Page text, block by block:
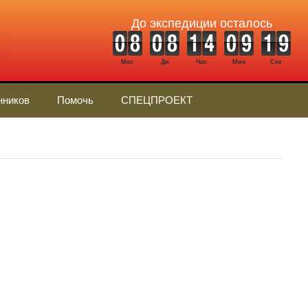
До экспедиции осталось
Мес Дн Час Мин Сек
Помочь СПЕЦПРОЕКТ